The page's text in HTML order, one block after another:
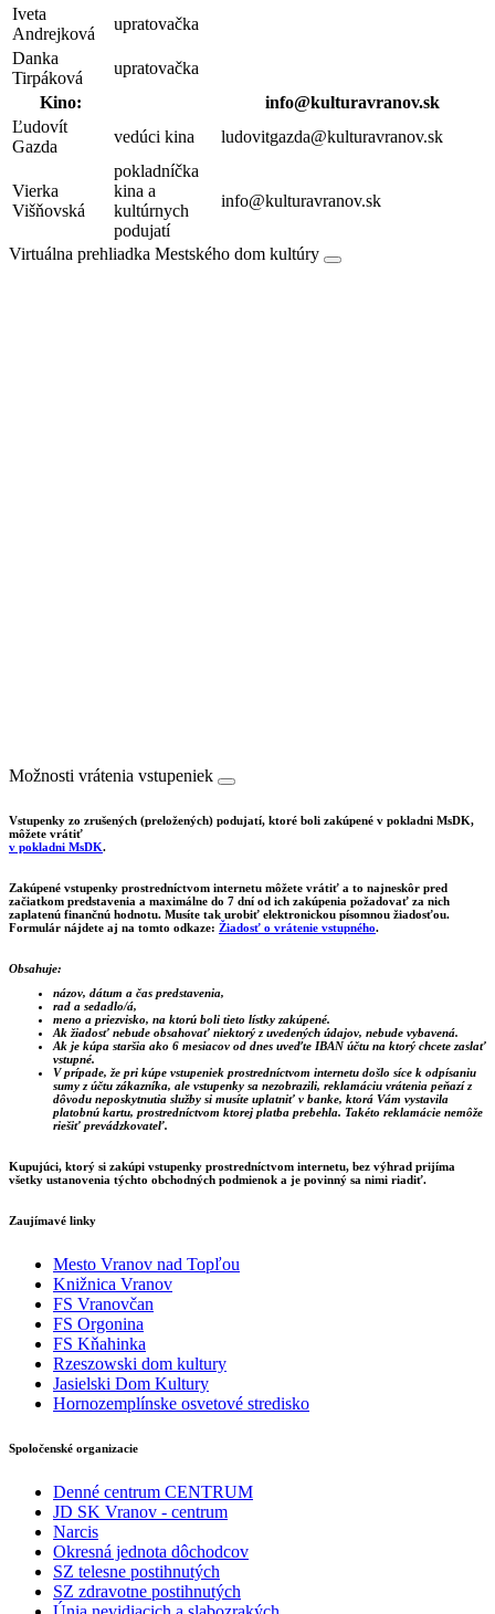
Iveta
Andrejková
upratovačka
Danka
Tirpáková
upratovačka
Kino:
info@kulturavranov.sk
Ľudovít
Gazda
vedúci kina ludovitgazda@kulturavranov.sk
Vierka
Višňovská
pokladníčka
kina a
kultúrnych
podujatí
info@kulturavranov.sk
Virtuálna prehliadka Mestského dom kultúry
Možnosti vrátenia vstupeniek
Vstupenky zo zrušených (preložených) podujatí, ktoré boli zakúpené v pokladni MsDK,
môžete vrátiť
v pokladni MsDK.
Zakúpené vstupenky prostredníctvom internetu môžete vrátiť a to najneskôr pred
začiatkom predstavenia a maximálne do 7 dní od ich zakúpenia požadovať za nich
zaplatenú finančnú hodnotu. Musíte tak urobiť elektronickou písomnou žiadosťou.
Formulár nájdete aj na tomto odkaze: Žiadosť o vrátenie vstupného.
Obsahuje:
názov, dátum a čas predstavenia,
rad a sedadlo/á,
meno a priezvisko, na ktorú boli tieto lístky zakúpené.
Ak žiadosť nebude obsahovať niektorý z uvedených údajov, nebude vybavená.
Ak je kúpa staršia ako 6 mesiacov od dnes uveďte IBAN účtu na ktorý chcete zaslať
vstupné.
V prípade, že pri kúpe vstupeniek prostredníctvom internetu došlo síce k odpísaniu
sumy z účtu zákazníka, ale vstupenky sa nezobrazili, reklamáciu vrátenia peňazí z
dôvodu neposkytnutia služby si musíte uplatniť v banke, ktorá Vám vystavila
platobnú kartu, prostredníctvom ktorej platba prebehla. Takéto reklamácie nemôže
riešiť prevádzkovateľ.
Kupujúci, ktorý si zakúpi vstupenky prostredníctvom internetu, bez výhrad prijíma
všetky ustanovenia týchto obchodných podmienok a je povinný sa nimi riadiť.
Zaujímavé linky
Mesto Vranov nad Topľou
Knižnica Vranov
FS Vranovčan
FS Orgonina
FS Kňahinka
Rzeszowski dom kultury
Jasielski Dom Kultury
Hornozemplínske osvetové stredisko
Spoločenské organizacie
Denné centrum CENTRUM
JD SK Vranov - centrum
Narcis
Okresná jednota dôchodcov
SZ telesne postihnutých
SZ zdravotne postihnutých